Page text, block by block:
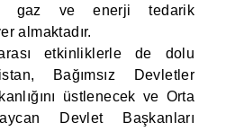
gaz ve enerji tedarik
almaktadır.
etkinliklerle de dolu
Bağımsız Devletler
üstlenecek ve Orta
Devlet Başkanları